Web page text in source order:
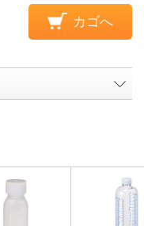
カゴへ